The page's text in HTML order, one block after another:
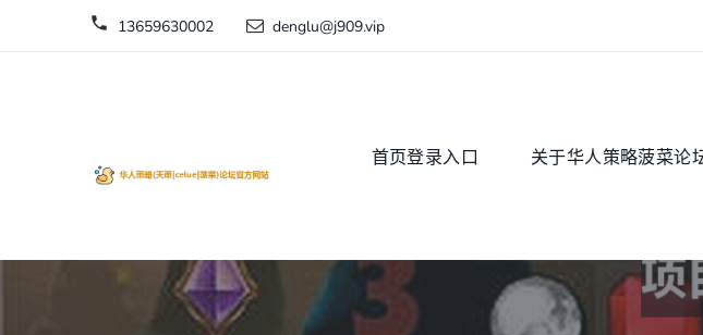
13659630002 denglu@j909.vip
首页登录入口 关于华人策略菠菜论